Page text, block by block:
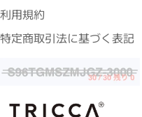
利用規約
特定商取引法に基づく表記